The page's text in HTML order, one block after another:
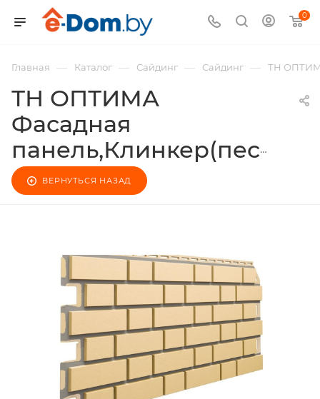
0
Главная — Каталог — Сайдинг — Сайдинг — ТН
ТН ОПТИМА
Фасадная
панель,Клинкер(песочный)
ВЕРНУТЬСЯ НАЗАД